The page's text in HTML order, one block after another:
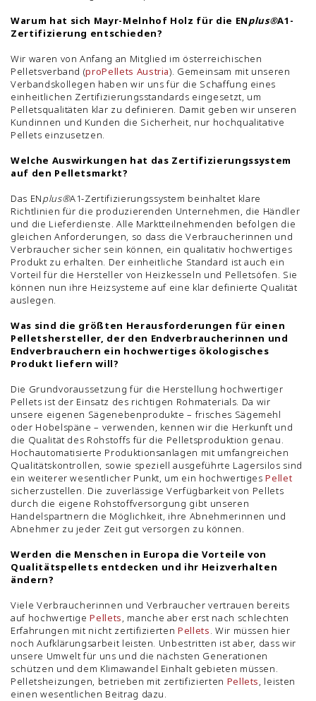
Warum hat sich Mayr-Melnhof Holz für die ENplus®A1-
Zertifizierung entschieden?
Wir waren von Anfang an Mitglied im österreichischen
Pelletsverband (proPellets Austria). Gemeinsam mit unseren
Verbandskollegen haben wir uns für die Schaffung eines
einheitlichen Zertifizierungsstandards eingesetzt, um
Pelletsqualitäten klar zu definieren. Damit geben wir unseren
Kundinnen und Kunden die Sicherheit, nur hochqualitative
Pellets einzusetzen.
Welche Auswirkungen hat das Zertifizierungssystem
auf den Pelletsmarkt?
Das ENplus®A1-Zertifizierungssystem beinhaltet klare
Richtlinien für die produzierenden Unternehmen, die Händler
und die Lieferdienste. Alle Marktteilnehmenden befolgen die
gleichen Anforderungen, so dass die Verbraucherinnen und
Verbraucher sicher sein können, ein qualitativ hochwertiges
Produkt zu erhalten. Der einheitliche Standard ist auch ein
Vorteil für die Hersteller von Heizkesseln und Pelletsöfen. Sie
können nun ihre Heizsysteme auf eine klar definierte Qualität
auslegen.
Was sind die größten Herausforderungen für einen
Pelletshersteller, der den Endverbraucherinnen und
Endverbrauchern ein hochwertiges ökologisches
Produkt liefern will?
Die Grundvoraussetzung für die Herstellung hochwertiger
Pellets ist der Einsatz des richtigen Rohmaterials. Da wir
unsere eigenen Sägenebenprodukte – frisches Sägemehl
oder Hobelspäne – verwenden, kennen wir die Herkunft und
die Qualität des Rohstoffs für die Pelletsproduktion genau.
Hochautomatisierte Produktionsanlagen mit umfangreichen
Qualitätskontrollen, sowie speziell ausgeführte Lagersilos sind
ein weiterer wesentlicher Punkt, um ein hochwertigesPellet
sicherzustellen. Die zuverlässige Verfügbarkeit von Pellets
durch die eigene Rohstoffversorgung gibt unseren
Handelspartnern die Möglichkeit, ihre Abnehmerinnen und
Abnehmer zu jeder Zeit gut versorgen zu können.
Werden die Menschen in Europa die Vorteile von
Qualitätspellets entdecken und ihr Heizverhalten
ändern?
Viele Verbraucherinnen und Verbraucher vertrauen bereits
auf hochwertigePellets, manche aber erst nach schlechten
Erfahrungen mit nicht zertifiziertenPellets. Wir müssen hier
noch Aufklärungsarbeit leisten. Unbestritten ist aber, dass wir
unsere Umwelt für uns und die nächsten Generationen
schützen und dem Klimawandel Einhalt gebieten müssen.
Pelletsheizungen, betrieben mit zertifizierten Pellets, leisten
einen wesentlichen Beitrag dazu.